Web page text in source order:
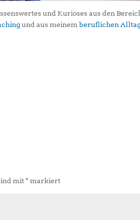
und Kurioses aus den
und aus meinemberuflichen
mit* markiert